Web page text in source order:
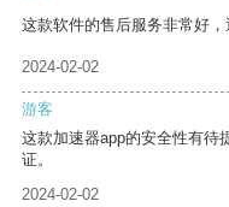
这款软件的售后服务非常好，
2024-02-02
游客
这款加速器app的安全性有待
证。
2024-02-02